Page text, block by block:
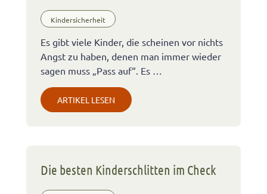
Kindersicherheit
Es gibt viele Kinder, die scheinen vor nichts
Angst zu haben, denen man immer wieder
sagen muss „Pass auf“. Es …
ARTIKEL LESEN
Die besten Kinderschlitten im Check